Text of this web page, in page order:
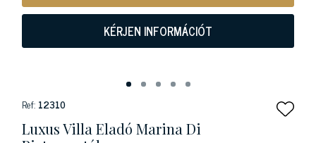
KÉRJEN INFORMÁCIÓT
Ref: 12310
Luxus Villa Eladó Marina Di